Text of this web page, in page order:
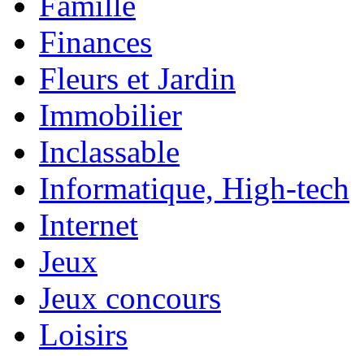
Finances
Fleurs et Jardin
Immobilier
Inclassable
Informatique, High-tech
Internet
Jeux
Jeux concours
Loisirs